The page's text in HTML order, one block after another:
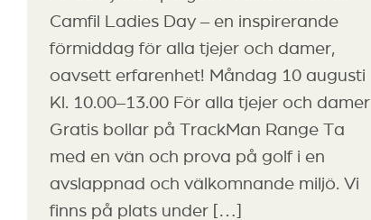
Camfil Ladies Day – en inspirerande
förmiddag för alla tjejer och damer,
oavsett erfarenhet! Måndag 10 augusti
Kl. 10.00–13.00 För alla tjejer och damer
Gratis bollar på TrackMan Range Ta
med en vän och prova på golf i en
avslappnad och välkomnande miljö. Vi
finns på plats under […]